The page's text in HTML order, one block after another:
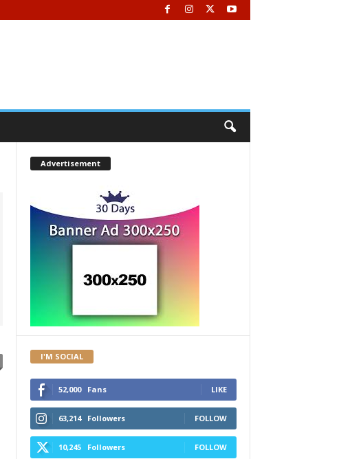
Advertisement
I'M SOCIAL
52,000 Fans LIKE
63,214 Followers FOLLOW
10,245 Followers FOLLOW